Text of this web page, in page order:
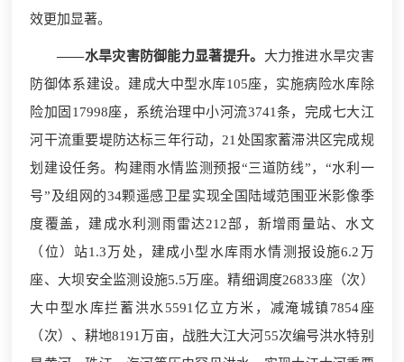
效更加显著。
——水旱灾害防御能力显著提升。 大力推进水旱灾害
防御体系建设。建成大中型水库105座，实施病险水库除
险加固17998座，系统治理中小河流3741条，完成七大江
河干流重要堤防达标三年行动，21处国家蓄滞洪区完成规
划建设任务。构建雨水情监测预报“三道防线”，“水利一
号”及组网的34颗遥感卫星实现全国陆域范围亚米影像季
度覆盖，建成水利测雨雷达212部，新增雨量站、水文
（位）站1.3万处，建成小型水库雨水情测报设施6.2万
座、大坝安全监测设施5.5万座。精细调度26833座（次）
大中型水库拦蓄洪水5591亿立方米，减淹城镇7854座
（次）、耕地8191万亩，战胜大江大河55次编号洪水特别